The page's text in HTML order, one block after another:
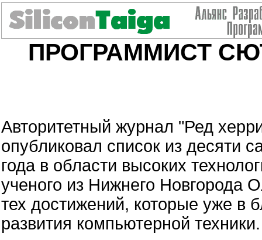
ПРОГРАММИСТ
Авторитетный журнал "Ред
опубликовал список из десяти
года в области высоких
ученого из Нижнего Новгорода
тех достижений, которые уже в
развития компьютерной техники.